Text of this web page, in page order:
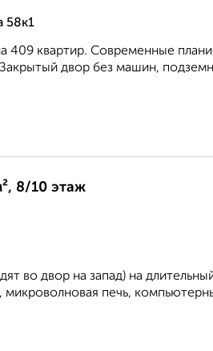
58к1
409 квартир. Современные
двор без машин,
8/10 этаж
во двор на запад) на
микроволновая печь,